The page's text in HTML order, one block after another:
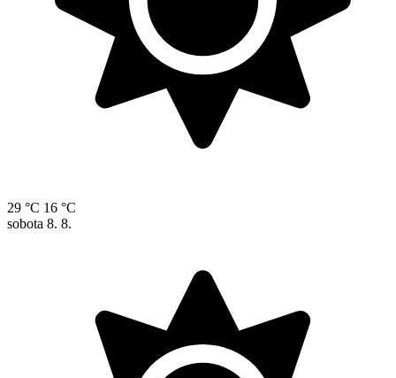
29 °C 16 °C
sobota 8. 8.